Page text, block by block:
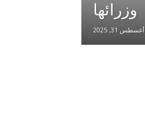
وزرائها
أغسطس 31, 2025